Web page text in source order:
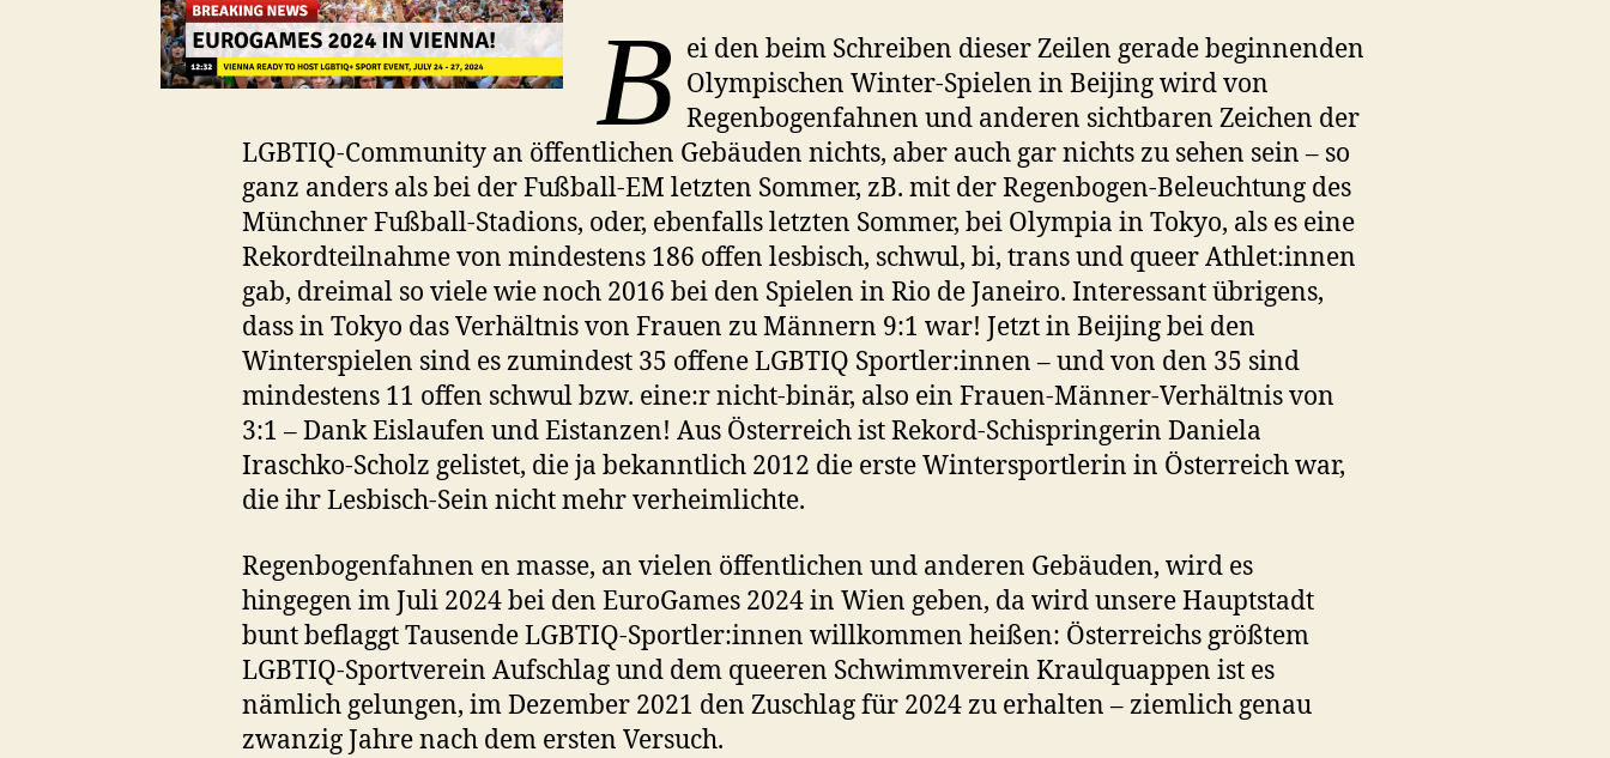
B ei den beim Schreiben dieser Zeilen gerade beginnenden
Olympischen Winter-Spielen in Beijing wird von
Regenbogenfahnen und anderen sichtbaren Zeichen der
LGBTIQ-Community an öffentlichen Gebäuden nichts, aber auch gar nichts zu sehen sein – so
ganz anders als bei der Fußball-EM letzten Sommer, zB. mit der Regenbogen-Beleuchtung des
Münchner Fußball-Stadions, oder, ebenfalls letzten Sommer, bei Olympia in Tokyo, als es eine
Rekordteilnahme von mindestens 186 offen lesbisch, schwul, bi, trans und queer Athlet:innen
gab, dreimal so viele wie noch 2016 bei den Spielen in Rio de Janeiro. Interessant übrigens,
dass in Tokyo das Verhältnis von Frauen zu Männern 9:1 war! Jetzt in Beijing bei den
Winterspielen sind es zumindest 35 offene LGBTIQ Sportler:innen – und von den 35 sind
mindestens 11 offen schwul bzw. eine:r nicht-binär, also ein Frauen-Männer-Verhältnis von
3:1 – Dank Eislaufen und Eistanzen! Aus Österreich ist Rekord-Schispringerin Daniela
Iraschko-Scholz gelistet, die ja bekanntlich 2012 die erste Wintersportlerin in Österreich war,
die ihr Lesbisch-Sein nicht mehr verheimlichte.
Regenbogenfahnen en masse, an vielen öffentlichen und anderen Gebäuden, wird es
hingegen im Juli 2024 bei den EuroGames 2024 in Wien geben, da wird unsere Hauptstadt
bunt beflaggt Tausende LGBTIQ-Sportler:innen willkommen heißen: Österreichs größtem
LGBTIQ-Sportverein Aufschlag und dem queeren Schwimmverein Kraulquappen ist es
nämlich gelungen, im Dezember 2021 den Zuschlag für 2024 zu erhalten – ziemlich genau
zwanzig Jahre nach dem ersten Versuch.